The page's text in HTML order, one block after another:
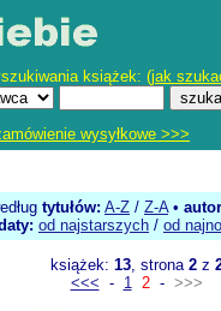
książek: (jak
wysyłkowe >>>
tytułów: A-Z / Z-A•
od najstarszych / od
książek: 13, strona 2z
<<< - 1 2- >>>